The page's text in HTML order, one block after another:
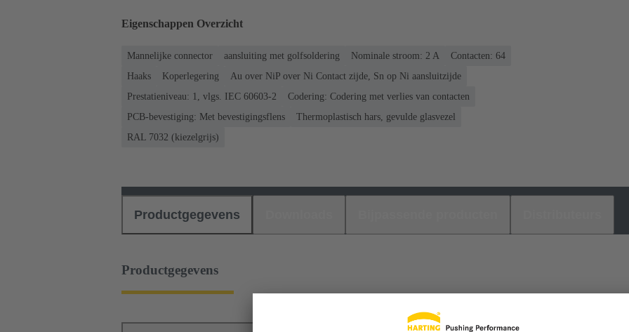
Eigenschappen Overzicht
Mannelijke connector aansluiting met golfsoldering Nominale stroom: ‌2 A
Contacten: 64
Haaks
Koperlegering
Au over NiP over Ni Contact zijde, Sn op Ni aansluitzijde
Prestatieniveau: 1, vlgs. IEC 60603-2
Codering: Codering met verlies van contacten
PCB-bevestiging: Met bevestigingsflens
Thermoplastisch hars, gevulde glasvezel
RAL 7032 (kiezelgrijs)
Productgegevens
Productgegevens